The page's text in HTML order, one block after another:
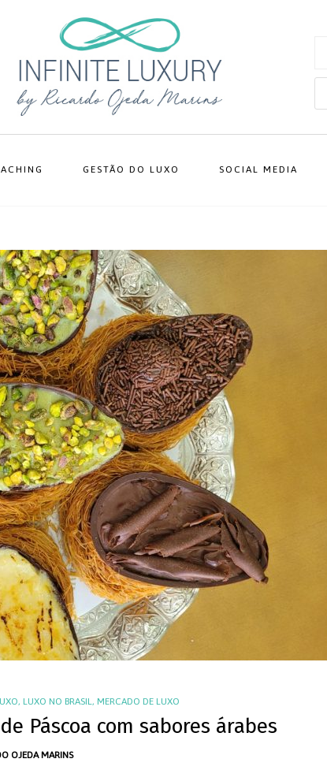
GESTÃO DO LUXO SOCIAL MEDIA
,LUXO NO BRASIL ,MERCADO DE LUXO
Páscoa com sabores árabes
OJEDA MARINS